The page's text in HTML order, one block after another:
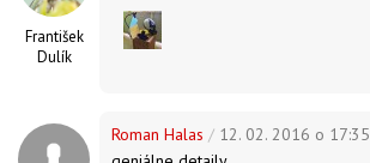
František
Dulík
Roman Halas / 12. 02. 2016 o 17:35